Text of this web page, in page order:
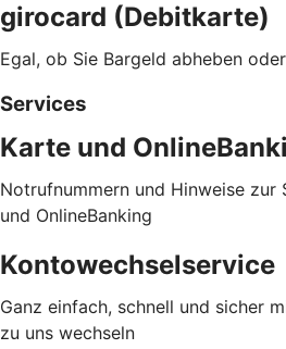
girocard (Debitkarte)
Egal, ob Sie Bargeld abheben
Services
Karte und
Notrufnummern und Hinweise zur
und OnlineBanking
Kontowechselservice
Ganz einfach, schnell und sicher
zu uns wechseln